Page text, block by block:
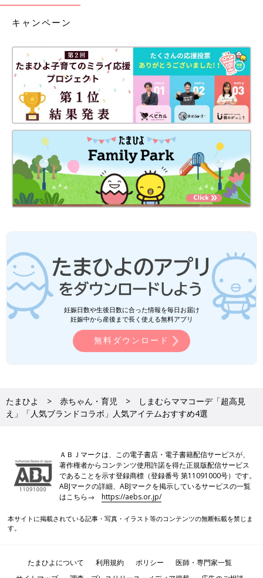
キャンペーン
妊娠日数や生後日数に合った情報を毎日お届け
妊娠中から産後まで長く使える無料アプリ
無料ダウンロード
たまひよ 赤ちゃん・育児
しまむらママコーデ「超高見
え」「人気ブランドコラボ」人気アイテムおすすめ4選
ＡＢＪマークは、この電子書店・電子書籍配信サービスが、
著作権者からコンテンツ使用許諾を得た正規版配信サービス
であることを示す登録商標（登録番号 第11091000号）です。
ABJマークの詳細、ABJマークを掲示しているサービスの一覧
はこちら→https://aebs.or.jp/
本サイトに掲載されている記事・写真・イラスト等のコンテンツの無断転載を禁じま
す。
たまひよについて 利用規約 ポリシー
医師・専門家一覧